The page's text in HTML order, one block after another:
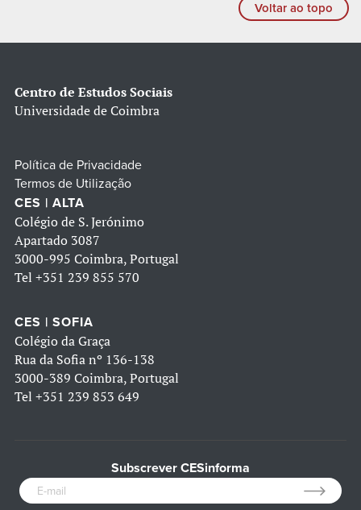
Voltar ao topo
Centro de Estudos Sociais
Universidade de Coimbra
Política de Privacidade
Termos de Utilização
CES | ALTA
Colégio de S. Jerónimo
Apartado 3087
3000-995 Coimbra, Portugal
Tel +351 239 855 570
CES | SOFIA
Colégio da Graça
Rua da Sofia nº 136-138
3000-389 Coimbra, Portugal
Tel +351 239 853 649
Subscrever CESinforma